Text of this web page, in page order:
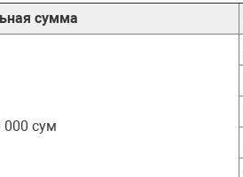
сумма
000 сум